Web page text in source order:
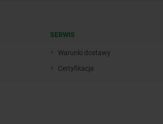
SERWIS
Warunki dostawy
Certyfikacja